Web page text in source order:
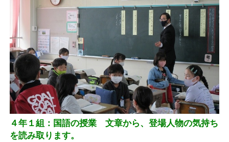
４年１組：国語の授業 文章から、登場人物の気持ち
を読み取ります。